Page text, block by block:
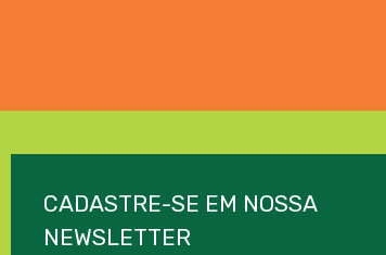
CADASTRE-SE EM NOSSA
NEWSLETTER